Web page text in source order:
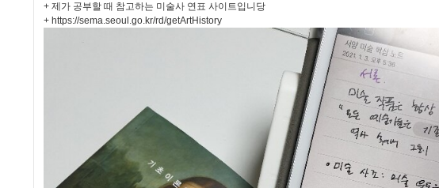
+ 제가 공부할 때 참고하는 미술사 연표 사이트입니당
+ https://sema.seoul.go.kr/rd/getArtHistory